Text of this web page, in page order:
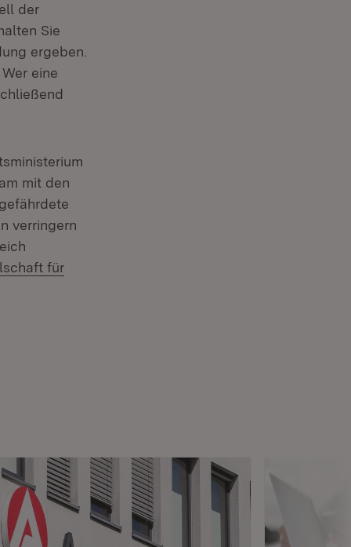
der
Sie
ergeben.
eine
mit den
verringern
für